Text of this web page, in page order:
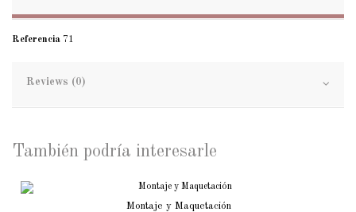
Referencia 71
Reviews (0)
También podría interesarle
Montaje y Maquetación